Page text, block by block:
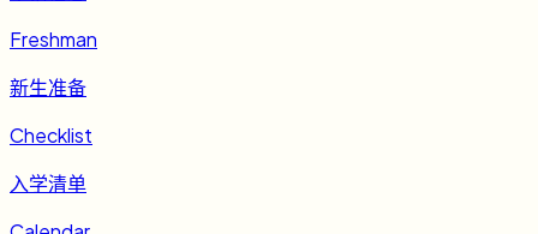
Freshman
新生准备
Checklist
入学清单